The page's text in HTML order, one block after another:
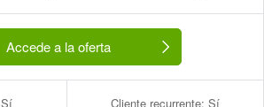
Accede a la oferta
Sí Cliente recurrente: Sí